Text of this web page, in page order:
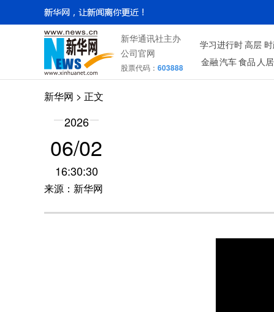
新华通讯社主办
公司官网
股票代码： 603888
学习进行时高层
金融汽车食品 人
新华网 > 正文
2026
06/02
16:30:30
来源：新华网